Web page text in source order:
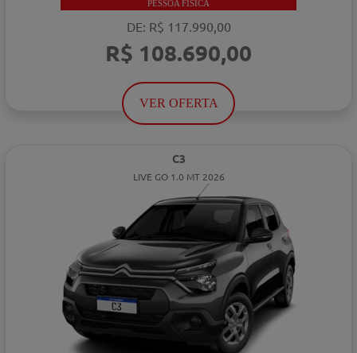
PESSOA FÍSICA
DE: R$ 117.990,00
R$ 108.690,00
VER OFERTA
C3
LIVE GO 1.0 MT 2026